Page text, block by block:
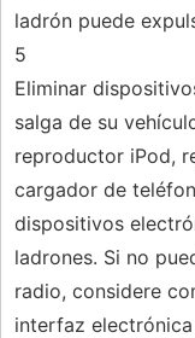
ladrón puede
5
Eliminar
salga de su
reproductor iPod,
cargador de
dispositivos
ladrones. Si no
radio, considere
interfaz